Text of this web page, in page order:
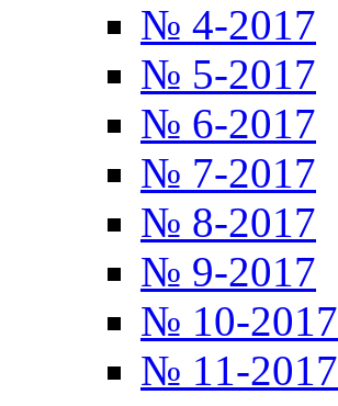
№ 4-2017
№ 5-2017
№ 6-2017
№ 7-2017
№ 8-2017
№ 9-2017
№ 10-2017
№ 11-2017